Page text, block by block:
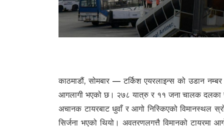
काठमाडौं, सोमबार — टर्किश एयरलाइन्स को उडान
आगलागी भएको छ। २७८ यात्रु र ११ जना चालक दलका
अचानक टायरबाट धुवाँ र आगो निस्किएको विमानस्थल
सिर्जना भएको थियो। अवतरणलगत्तै विमानको टायरमा